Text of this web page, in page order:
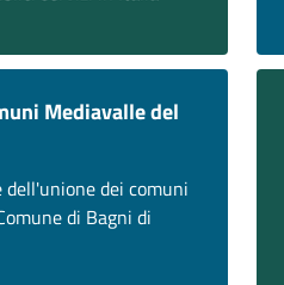
Mediavalle del
dei comuni
di Bagni di